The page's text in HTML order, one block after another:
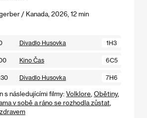
/ Kanada, 2026, 12 min
Divadlo Husovka 1H3
Kino Čas 6C5
Divadlo Husovka 7H6
s následujícími filmy: Volklore Obětiny,
v sobě a ráno se rozhodla zůstat